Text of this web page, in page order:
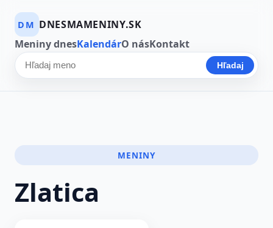
DM DNESMAMENINY.SK
Meniny dnesKalendárO násKontakt
Hľadať meno Hľadaj
MENINY
Zlatica